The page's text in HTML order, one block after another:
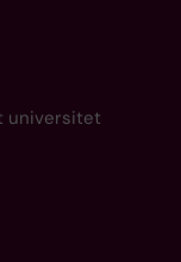
universitet